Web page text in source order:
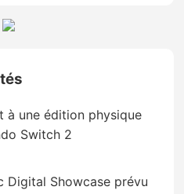
à une édition physique
Switch 2
Digital Showcase prévu